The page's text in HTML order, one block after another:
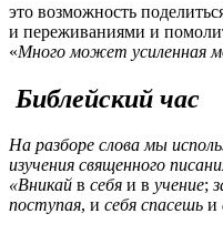
это возможность
и переживаниями и
«Много может усиленная
Библейский час
На разборе слова мы
изучения священного
«Вникай в себя и в учение;
поступая, и себя спасешь и